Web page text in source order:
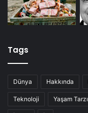
Tags
Dünya Hakkında
Teknoloji Yaşam Tarzı